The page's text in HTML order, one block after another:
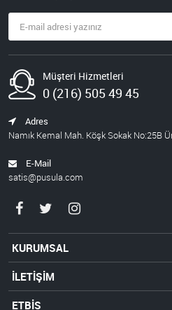
Müşteri Hizmetleri
0 (216) 505 49 45
Adres
Namık Kemal Mah. Köşk Sokak No:25B
E-Mail
satis@pusula.com
KURUMSAL
İLETİŞİM
ETBİS